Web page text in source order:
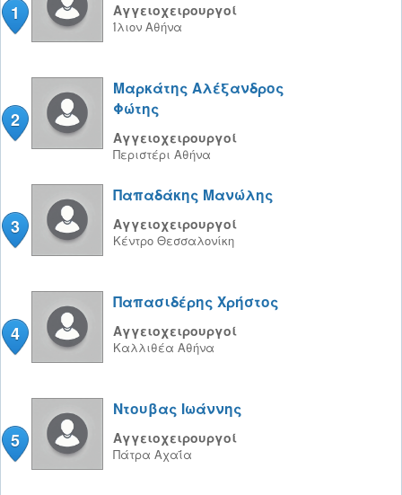
1 Αγγειοχειρουργοί
Ίλιον Αθήνα
2
Μαρκάτης Αλέξανδρος
Φώτης
Αγγειοχειρουργοί
Περιστέρι Αθήνα
3
Παπαδάκης Μανώλης
Αγγειοχειρουργοί
Κέντρο Θεσσαλονίκη
4
Παπασιδέρης Χρήστος
Αγγειοχειρουργοί
Καλλιθέα Αθήνα
5
Ντουβας Ιωάννης
Αγγειοχειρουργοί
Πάτρα Αχαΐα